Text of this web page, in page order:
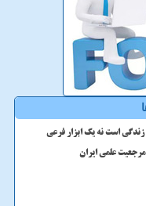
زندگی است نه یک ابزار فرعی
مرجعیت علمی ایران